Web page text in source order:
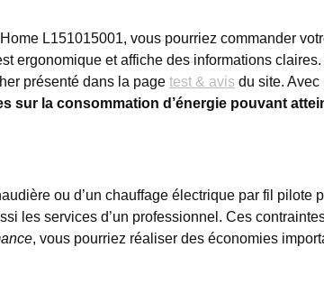
L151015001, vous pourriez commander
ergonomique et affiche des informations claires.
présenté dans la page test & avis du site.
sur la consommation d’énergie pouvant
ou d’un chauffage électrique par fil
les services d’un professionnel. Ces
, vous pourriez réaliser des économies